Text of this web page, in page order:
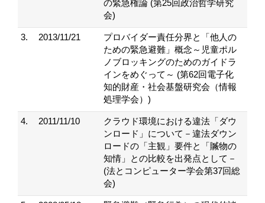
の緊急権論 (第25回政治哲学研究
会)
3. 2013/11/21
プロバイダー責任分界と「他人の
ための緊急避難」概念～児童ポル
ノブロッキングのためのガイドラ
インをめぐって～ (第62回電子化
知的財産・社会基盤研究会（情報
処理学会）)
4. 2011/11/10
クラウド環境における違法「ダウ
ンロード」について－違法ダウン
ロードの「主観」要件と「贓物の
知情」との比較を出発点として－
(法とコンピューター学会第37回総
会)